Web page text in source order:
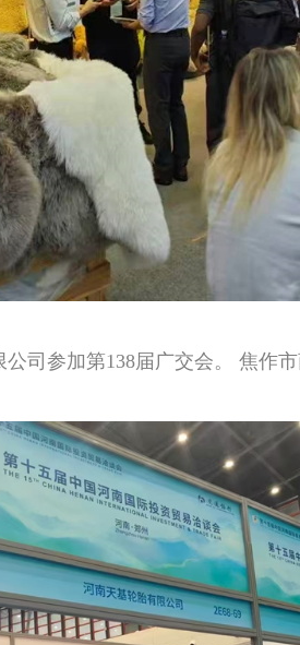
公司参加第138届广交会。 焦作